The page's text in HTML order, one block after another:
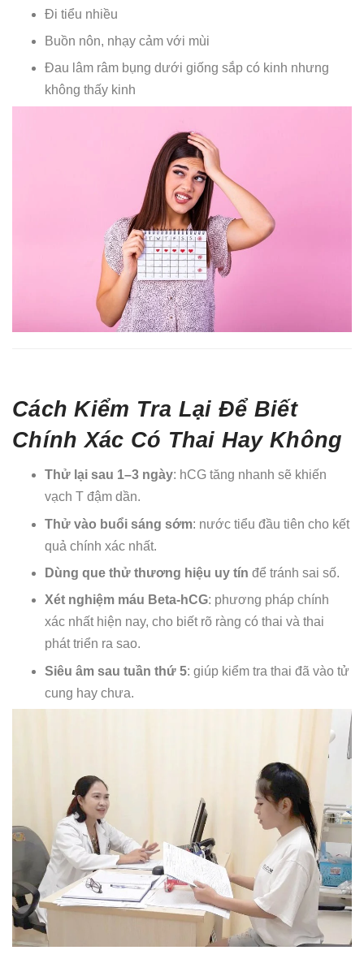
Đi tiểu nhiều
Buồn nôn, nhạy cảm với mùi
Đau lâm râm bụng dưới giống sắp có kinh nhưng
không thấy kinh
Cách Kiểm Tra Lại Để Biết
Chính Xác Có Thai Hay Không
Thử lại sau 1–3 ngày: hCG tăng nhanh sẽ khiến
vạch T đậm dần.
Thử vào buổi sáng sớm: nước tiểu đầu tiên cho kết
quả chính xác nhất.
Dùng que thử thương hiệu uy tín để tránh sai số.
Xét nghiệm máu Beta-hCG: phương pháp chính
xác nhất hiện nay, cho biết rõ ràng có thai và thai
phát triển ra sao.
Siêu âm sau tuần thứ 5: giúp kiểm tra thai đã vào tử
cung hay chưa.